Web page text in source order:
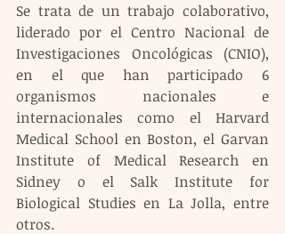
Se trata de un trabajo colaborativo,
liderado por el Centro Nacional de
Investigaciones Oncológicas (CNIO),
en el que han participado 6
organismos nacionales e
internacionales como el Harvard
Medical School en Boston, el Garvan
Institute of Medical Research en
Sidney o el Salk Institute for
Biological Studies en La Jolla, entre
otros.